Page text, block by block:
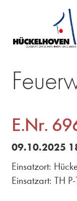
E.Nr.
09.10.2025
Einsatzort:
Einsatzart: TH P-